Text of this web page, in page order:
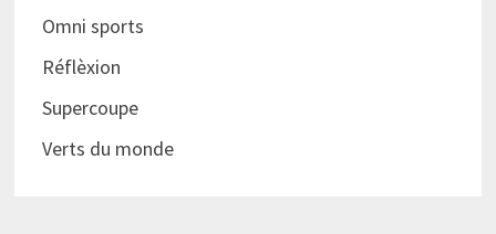
Omni sports
Réflèxion
Supercoupe
Verts du monde